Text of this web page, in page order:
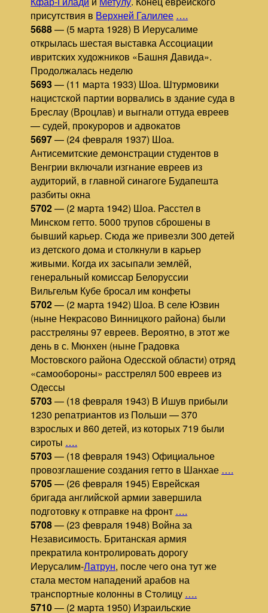
присутствия в Верхней Галилее ….
5688— (5 марта 1928) В Иерусалиме
открылась шестая выставка Ассоциации
ивритских художников «Башня Давида».
Продолжалась неделю
5693— (11 марта 1933) Шоа. Штурмовики
нацистской партии ворвались в здание суда в
Бреслау (Вроцлав) и выгнали оттуда евреев
— судей, прокуроров и адвокатов
5697— (24 февраля 1937) Шоа.
Антисемитские демонстрации студентов в
Венгрии включали изгнание евреев из
аудиторий, в главной синагоге Будапешта
разбиты окна
5702— (2 марта 1942) Шоа. Расстел в
Минском гетто. 5000 трупов сброшены в
бывший карьер. Сюда же привезли 300 детей
из детского дома и столкнули в карьер
живыми. Когда их засыпали землёй,
генеральный комиссар Белоруссии
Вильгельм Кубе бросал им конфеты
5702— (2 марта 1942) Шоа. В селе Юзвин
(ныне Некрасово Винницкого района) были
расстреляны 97 евреев. Вероятно, в этот же
день в с. Мюнхен (ныне Градовка
Мостовского района Одесской области) отряд
«самообороны» расстрелял 500 евреев из
Одессы
5703— (18 февраля 1943) В Ишув прибыли
1230 репатриантов из Польши — 370
взрослых и 860 детей, из которых 719 были
сироты ….
5703— (18 февраля 1943) Официальное
провозглашение создания гетто в Шанхае ….
5705— (26 февраля 1945) Еврейская
бригада английской армии завершила
подготовку к отправке на фронт ….
5708— (23 февраля 1948) Война за
Независимость. Британская армия
прекратила контролировать дорогу
Иерусалим-Латрун, после чего она тут же
стала местом нападений арабов на
транспортные колонны в Столицу ….
5710— (2 марта 1950) Израильские